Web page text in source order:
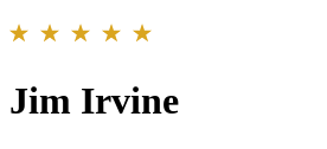
Jim Irvine